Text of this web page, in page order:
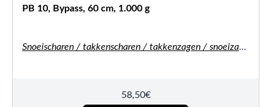
PB 10, Bypass, 60 cm, 1.000 g
Snoeischaren / takkenscharen / takkenzagen / snoeizagen
58,50€